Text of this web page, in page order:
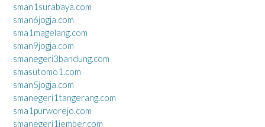
sman1surabaya.com
sman6jogja.com
sma1magelang.com
sman9jogja.com
smanegeri3bandung.com
smasutomo1.com
sman5jogja.com
smanegeri1tangerang.com
sma1purworejo.com
smanegeri1jember.com